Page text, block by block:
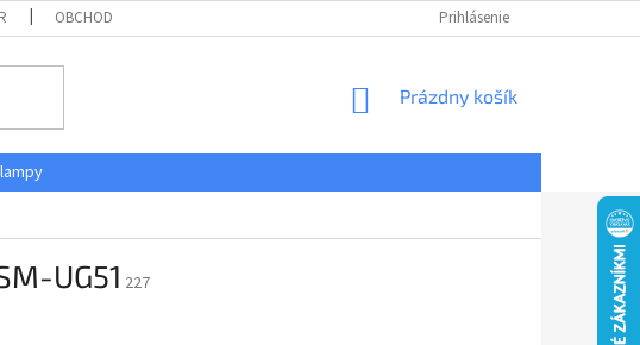
OBCHODNÉ PODMIENKY OCHRANA OSOBNÝCH ÚDAJOV REKLAMÁCIE
Prihlásenie
NÁKUPNÝ
Prázdny košík
UG51 227